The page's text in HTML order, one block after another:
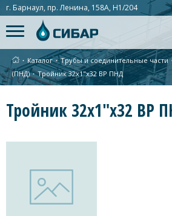
г. Барнаул, пр. Ленина, 158А, Н1/204
∙ Каталог ∙Трубы и соединительные части
(ПНД) ∙Тройник 32х1"х32 ВР ПНД
Тройник 32х1"х32 ВР